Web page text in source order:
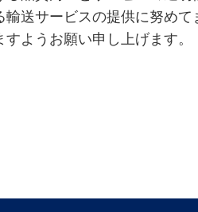
送サービスの提供に努めて
ようお願い申し上げます。